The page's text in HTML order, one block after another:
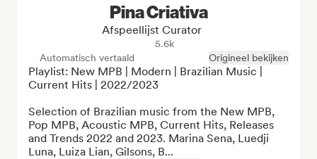
Pina Criativa
Afspeellijst Curator
5.6k
Automatisch vertaald
Origineel bekijken
Playlist: New MPB | Modern | Brazilian Music |
Current Hits | 2022/2023
Selection of Brazilian music from the New MPB,
Pop MPB, Acoustic MPB, Current Hits, Releases
and Trends 2022 and 2023. Marina Sena, Luedji
Luna, Luiza Lian, Gilsons, B...